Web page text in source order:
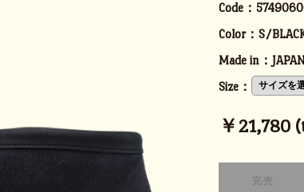
Code：
Color： S/
Made in：
Size：
￥21,780